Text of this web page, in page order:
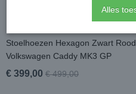
Stoelhoezen Hexagon Zwart
Volkswagen Caddy MK3 GP
€ 399,00 € 499,00
Alles